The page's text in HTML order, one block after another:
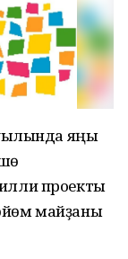
яңы
проекты
майҙаны